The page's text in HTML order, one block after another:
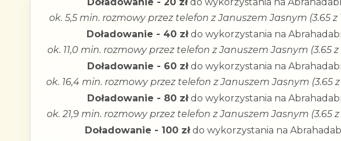
ok. 5,5 min. rozmowy przez telefon z Januszem Jasnym (3.65 z
Doładowanie - 40 złdo wykorzystania na
ok. 11,0 min. rozmowy przez telefon z Januszem Jasnym (3.65
Doładowanie - 60 złdo wykorzystania na
ok. 16,4 min. rozmowy przez telefon z Januszem Jasnym (3.65
Doładowanie - 80 złdo wykorzystania na
ok. 21,9 min. rozmowy przez telefon z Januszem Jasnym (3.65
Doładowanie - 100 złdo wykorzystania na